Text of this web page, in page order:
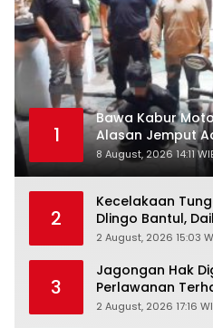
1
Bawa Kabur
Alasan Jemput
Ditangkap Saat
8 August, 2026 14:11
2
Kecelakaan
Dlingo Bantul,
Jurang
2 August, 2026 15:03
3
Jagongan Hak
Perlawanan
Media Digital
2 August, 2026 17:16